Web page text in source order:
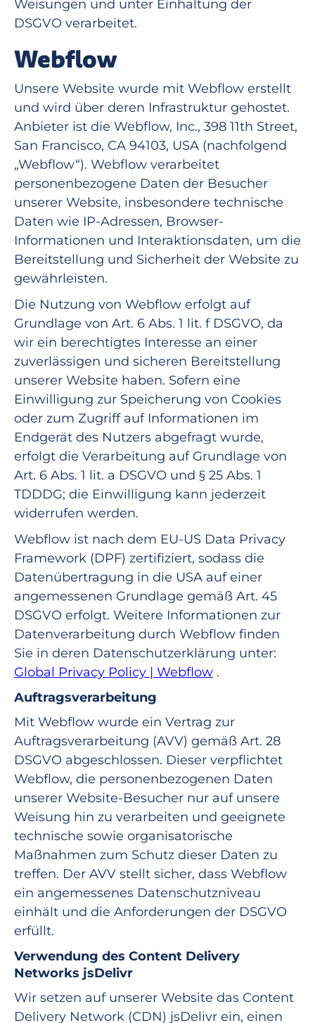
Weisungen und unter Einhaltung der
DSGVO verarbeitet.
Webflow
Unsere Website wurde mit Webflow erstellt
und wird über deren Infrastruktur gehostet.
Anbieter ist die Webflow, Inc., 398 11th Street,
San Francisco, CA 94103, USA (nachfolgend
„Webflow“). Webflow verarbeitet
personenbezogene Daten der Besucher
unserer Website, insbesondere technische
Daten wie IP-Adressen, Browser-
Informationen und Interaktionsdaten, um die
Bereitstellung und Sicherheit der Website zu
gewährleisten.
Die Nutzung von Webflow erfolgt auf
Grundlage von Art. 6 Abs. 1 lit. f DSGVO, da
wir ein berechtigtes Interesse an einer
zuverlässigen und sicheren Bereitstellung
unserer Website haben. Sofern eine
Einwilligung zur Speicherung von Cookies
oder zum Zugriff auf Informationen im
Endgerät des Nutzers abgefragt wurde,
erfolgt die Verarbeitung auf Grundlage von
Art. 6 Abs. 1 lit. a DSGVO und § 25 Abs. 1
TDDDG; die Einwilligung kann jederzeit
widerrufen werden.
Webflow ist nach dem EU-US Data Privacy
Framework (DPF) zertifiziert, sodass die
Datenübertragung in die USA auf einer
angemessenen Grundlage gemäß Art. 45
DSGVO erfolgt. Weitere Informationen zur
Datenverarbeitung durch Webflow finden
Sie in deren Datenschutzerklärung unter:
Global Privacy Policy | Webflow .
‍Auftragsverarbeitung
Mit Webflow wurde ein Vertrag zur
Auftragsverarbeitung (AVV) gemäß Art. 28
DSGVO abgeschlossen. Dieser verpflichtet
Webflow, die personenbezogenen Daten
unserer Website-Besucher nur auf unsere
Weisung hin zu verarbeiten und geeignete
technische sowie organisatorische
Maßnahmen zum Schutz dieser Daten zu
treffen. Der AVV stellt sicher, dass Webflow
ein angemessenes Datenschutzniveau
einhält und die Anforderungen der DSGVO
erfüllt.
Verwendung des Content Delivery
Networks jsDelivr
Wir setzen auf unserer Website das Content
Delivery Network (CDN) jsDelivr ein, einen